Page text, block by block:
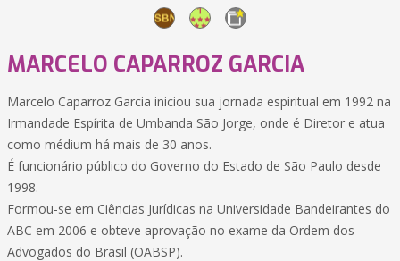
MARCELO CAPARROZ GARCIA
Marcelo Caparroz Garcia iniciou sua jornada espiritual em 1992 na
Irmandade Espírita de Umbanda São Jorge, onde é Diretor e atua
como médium há mais de 30 anos.
É funcionário público do Governo do Estado de São Paulo desde
1998.
Formou-se em Ciências Jurídicas na Universidade Bandeirantes do
ABC em 2006 e obteve aprovação no exame da Ordem dos
Advogados do Brasil (OABSP).